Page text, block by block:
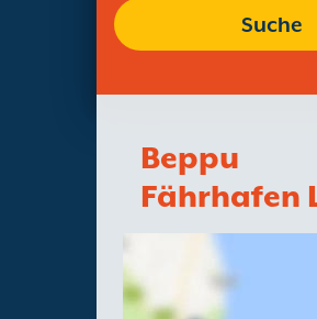
Suche
Beppu
Fährhafen